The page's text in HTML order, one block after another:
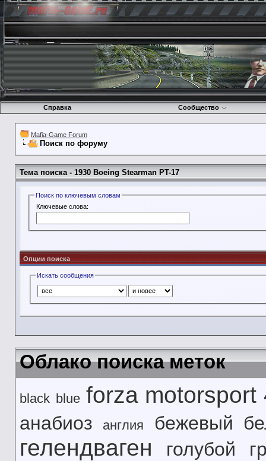
Справка Сообщество
Mafia-Game Forum
Поиск по форуму
Тема поиска - 1930 Boeing Stearman PT-17
Поиск по ключевым словам
Ключевые слова:
Опции поиска
Искать сообщения
Облако поиска меток
black blue forza motorsport
анабиоз англия бежевый
гелендваген голубой